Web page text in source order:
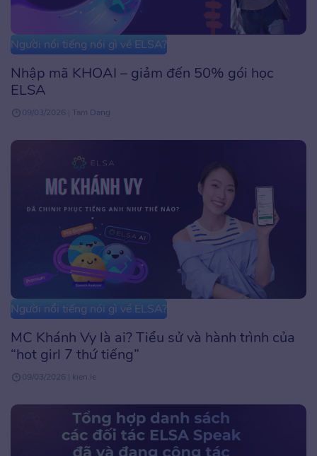
Người nổi tiếng nói gì về ELSA?
Nhập mã KHOAI – giảm đến 50% gói học
ELSA
09/03/2026 | Tam Dang
Người nổi tiếng nói gì về ELSA?
MC Khánh Vy là ai? Tiểu sử và hành trình của
“hot girl 7 thứ tiếng”
09/03/2026 | kien.le